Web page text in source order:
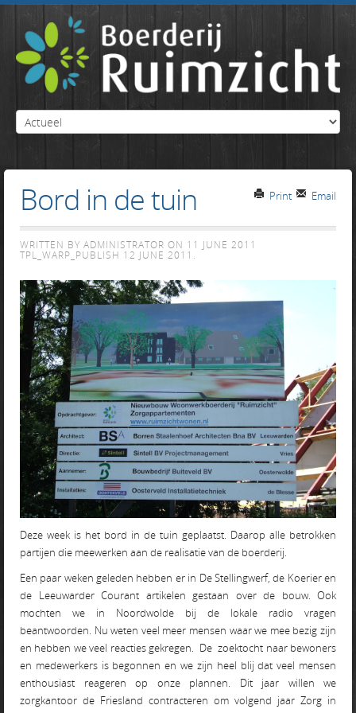
Email
Print
Bord in de tuin
WRITTEN BY ADMINISTRATOR ON 11 JUNE 2011
TPL_WARP_PUBLISH 12 JUNE 2011 .
Deze week is het bord in de tuin geplaatst. Daarop alle betrokken
partijen die meewerken aan de realisatie van de boerderij.
Een paar weken geleden hebben er in De Stellingwerf, de Koerier en
de Leeuwarder Courant artikelen gestaan over de bouw. Ook
mochten we in Noordwolde bij de lokale radio vragen
beantwoorden. Nu weten veel meer mensen waar we mee bezig zijn
en hebben we veel reacties gekregen. De zoektocht naar bewoners
en medewerkers is begonnen en we zijn heel blij dat veel mensen
enthousiast reageren op onze plannen. Dit jaar willen we
zorgkantoor de Friesland contracteren om volgend jaar Zorg in